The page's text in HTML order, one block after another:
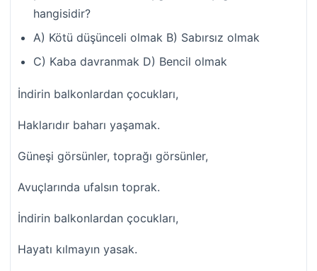
hangisidir?
A) Kötü düşünceli olmak B) Sabırsız olmak
C) Kaba davranmak D) Bencil olmak
İndirin balkonlardan çocukları,
Haklarıdır baharı yaşamak.
Güneşi görsünler, toprağı görsünler,
Avuçlarında ufalsın toprak.
İndirin balkonlardan çocukları,
Hayatı kılmayın yasak.